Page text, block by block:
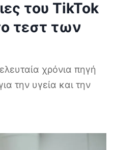
του TikTok
τεστ των
χρόνια πηγή
την υγεία και την